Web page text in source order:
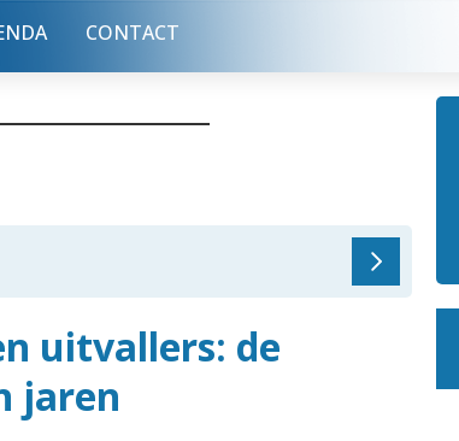
CONTACT
uitvallers: de
jaren